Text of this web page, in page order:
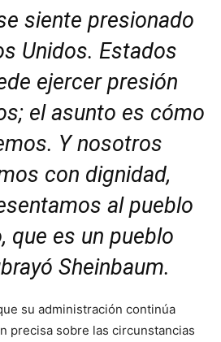
siente presionado
Unidos. Estados
ejercer presión
el asunto es cómo
Y nosotros
con dignidad,
al pueblo
que es un pueblo
Sheinbaum.
su administración continúa
precisa sobre las circunstancias